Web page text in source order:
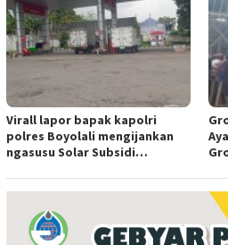
Virall lapor bapak kapolri
polres Boyolali mengijankan
ngasusu Solar Subsidi